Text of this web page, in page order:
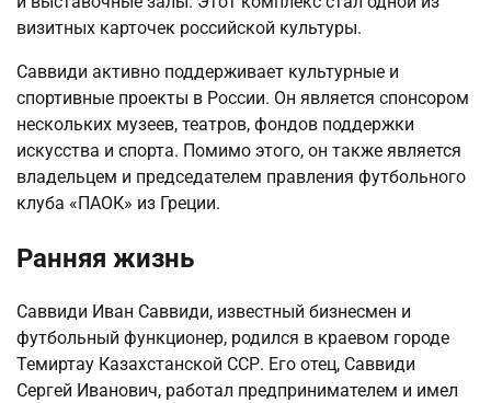
визитных карточек российской культуры.
Саввиди активно поддерживает культурные и
спортивные проекты в России. Он является спонсором
нескольких музеев, театров, фондов поддержки
искусства и спорта. Помимо этого, он также является
владельцем и председателем правления футбольного
клуба «ПАОК» из Греции.
Ранняя жизнь
Саввиди Иван Саввиди, известный бизнесмен и
футбольный функционер, родился в краевом городе
Темиртау Казахстанской ССР. Его отец, Саввиди
Сергей Иванович, работал предпринимателем и имел